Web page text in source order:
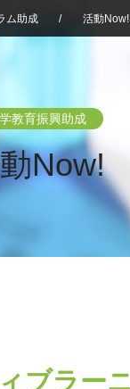
ム助成 / 活動Now!
教育振興助成
Now!
ブラー